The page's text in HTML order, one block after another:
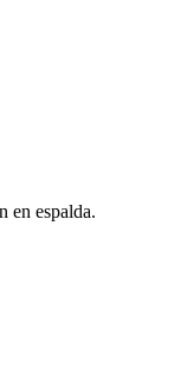
en espalda.